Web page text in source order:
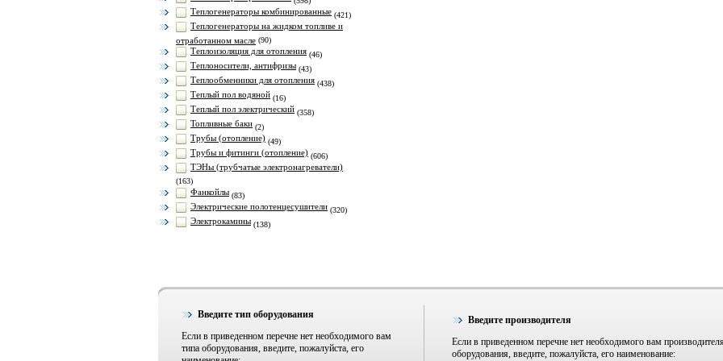
Теплогенераторы комбинированные (421)
Теплогенераторы на жидком топливе и
отработанном масле (90)
Теплоизоляция для отопления (46)
Теплоносители, антифризы (43)
Теплообменники для отопления (438)
Теплый пол водяной (16)
Теплый пол электрический (358)
Топливные баки (2)
Трубы (отопление) (49)
Трубы и фитинги (отопление) (606)
ТЭНы (трубчатые электронагреватели)
(163)
Фанкойлы (83)
Электрические полотенцесушители (320)
Электрокамины (138)
Введите тип оборудования
Если в приведенном перечне нет необходимого вам
типа оборудования, введите, пожалуйста, его
Введите производителя
Если в приведенном перечне нет необходимого вам
оборудования, введите, пожалуйста, его наименование: